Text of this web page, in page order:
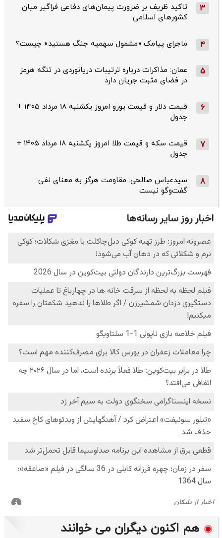
3
تاکید ظریف بر ضرورت پیمان‌های دفاعی فراگیر میان
کشورهای اسلامی
4 ماجرای پیامک «مشمول سهمیه جنگ هستید» چیست؟
5
عمان: مذاکرات درباره ترتیبات دریانوردی در تنگه هرمز
در فضای مثبت جریان دارد
6
قیمت دلار و قیمت یورو امروز یکشنبه ۱۸ مرداد ۱۴۰۵ +
جدول
7
قیمت سکه و قیمت طلا امروز یکشنبه ۱۸ مرداد ۱۴۰۵ +
جدول
8
سیدعباس صالحی: مقاومت هرگز به معنای نفی
گفت‌وگو نیست
هم اکنون دیگران می خوانند